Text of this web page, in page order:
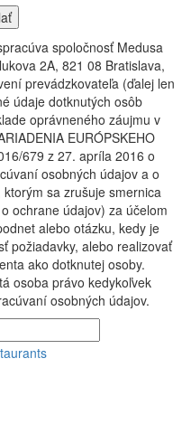
spoločnosť Medusa
2A, 821 08 Bratislava,
prevádzkovateľa (ďalej len
údaje dotknutých osôb
oprávneného záujmu v
EURÓPSKEHO
679 z 27. apríla 2016 o
osobných údajov a o
sa zrušuje smernica
ochrane údajov) za účelom
alebo otázku, kedy je
požiadavky, alebo realizovať
ako dotknutej osoby.
osoba právo kedykoľvek
osobných údajov.